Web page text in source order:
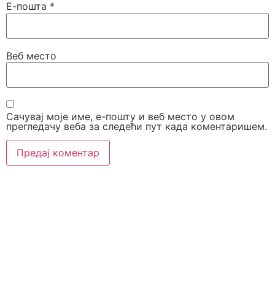
Е-пошта *
Веб место
Сачувај моје име, е-пошту и веб место у овом
прегледачу веба за следећи пут када коментаришем.